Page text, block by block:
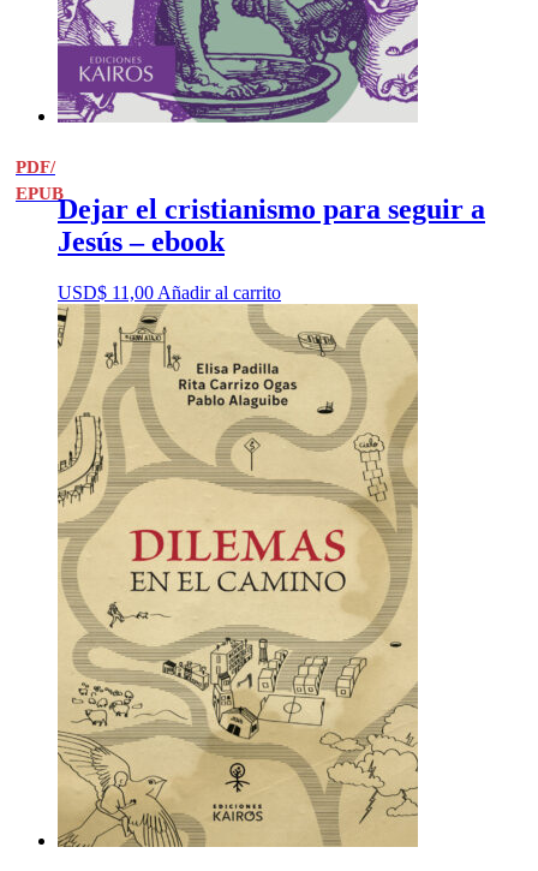
PDF/
EPUBDejar el cristianismo para seguir a
Jesús – ebook
USD$ 11,00 Añadir al carrito